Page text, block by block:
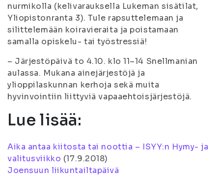
nurmikolla (kelivarauksella Lukeman sisätilat,
Yliopistonranta 3). Tule rapsuttelemaan ja
silittelemään koiravieraita ja poistamaan
samalla opiskelu- tai työstressiä!
– Järjestöpäivä to 4.10. klo 11–14 Snellmanian
aulassa. Mukana ainejärjestöjä ja
ylioppilaskunnan kerhoja sekä muita
hyvinvointiin liittyviä vapaaehtoisjärjestöjä.
Lue lisää:
Aika antaa kiitosta tai noottia – ISYY:n Hymy- ja
valitusviikko (17.9.2018)
Joensuun liikuntailtapäivä